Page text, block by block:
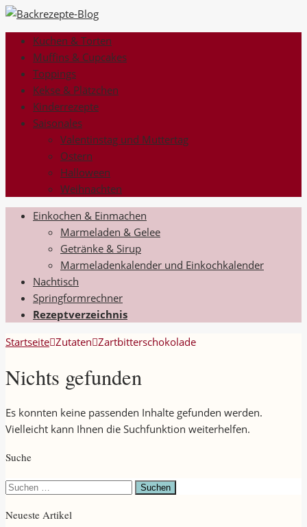
Kuchen & Torten
Muffins & Cupcakes
Toppings
Kekse & Plätzchen
Kinderrezepte
Saisonales
Valentinstag und Muttertag
Ostern
Halloween
Weihnachten
Einkochen & Einmachen
Marmeladen & Gelee
Getränke & Sirup
Marmeladenkalender und Einkochkalender
Nachtisch
Springformrechner
Rezeptverzeichnis
Startseite Zutaten Zartbitterschokolade
Nichts gefunden
Es konnten keine passenden Inhalte gefunden werden.
Vielleicht kann Ihnen die Suchfunktion weiterhelfen.
Suche
Suchen
Neueste Artikel